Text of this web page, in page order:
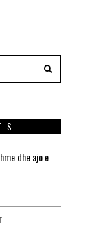
dhe ajo e